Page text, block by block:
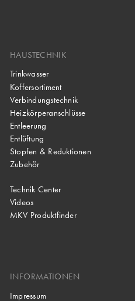
HAUSTECHNIK
Trinkwasser
Koffersortiment
Verbindungstechnik
Heizkörperanschlüsse
Entleerung
Entlüftung
Stopfen & Reduktionen
Zubehör
Technik Center
Videos
MKV Produktfinder
INFORMATIONEN
Impressum